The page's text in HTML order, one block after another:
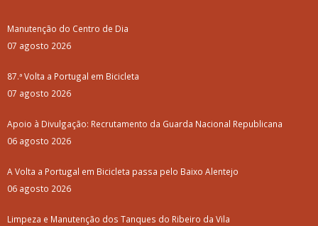
Manutenção do Centro de Dia
07 agosto 2026
87.ª Volta a Portugal em Bicicleta
07 agosto 2026
Apoio à Divulgação: Recrutamento da Guarda Nacional Republicana
06 agosto 2026
A Volta a Portugal em Bicicleta passa pelo Baixo Alentejo
06 agosto 2026
Limpeza e Manutenção dos Tanques do Ribeiro da Vila